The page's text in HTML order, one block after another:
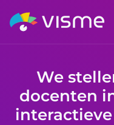
We
docenten